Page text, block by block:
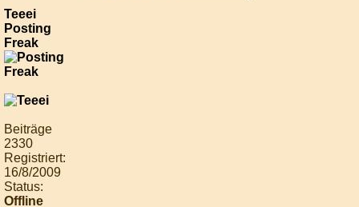
Teeei
Posting
Freak
Beiträge
2330
Registriert:
16/8/2009
Status:
Offline